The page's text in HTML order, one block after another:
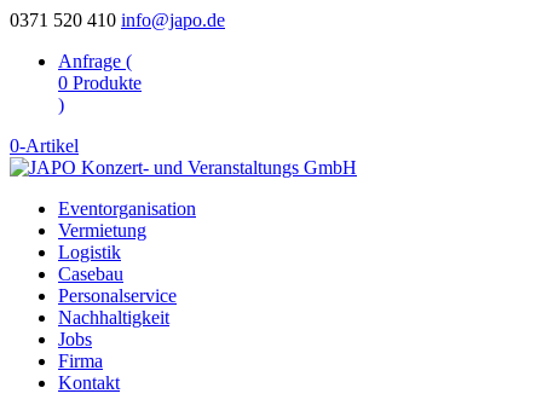
0371 520 410 info@japo.de
Anfrage (
0 Produkte
)
0-Artikel
Eventorganisation
Vermietung
Logistik
Casebau
Personalservice
Nachhaltigkeit
Jobs
Firma
Kontakt